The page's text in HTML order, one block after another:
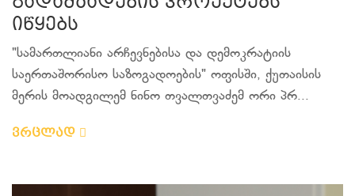
იწყებს
"სამართლიანი არჩევნებისა და დემოკრატიის
საერთაშორისო საზოგადოების" ოფისში, ქუთაისის
მერის მოადგილემ ნინო თვალთვაძემ ორი პრ...
ვრცლად